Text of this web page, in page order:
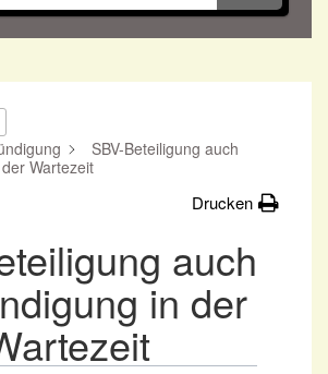
SBV-Beteiligung auch
Wartezeit
Drucken
auch
in der